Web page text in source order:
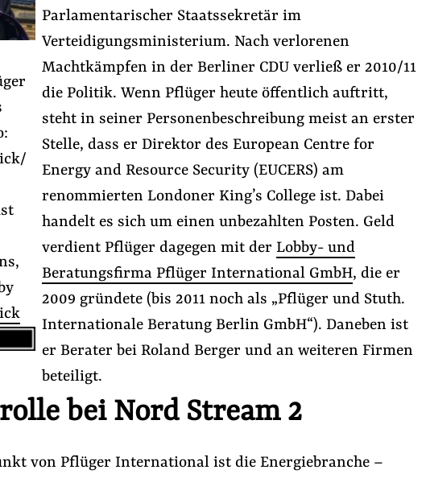
der EU #Lobbyismus und Klima #Lobbyregister
Folge Uns
FacebookMastodonBlueskyInstagram
YoutubeLinkedIn
Feed Newsletter
Parlamentarischer Staatssekretär im
Verteidigungsministerium. Nach verlorenen
Machtkämpfen in der Berliner CDU verließ er 2010/11
die Politik. Wenn Pflüger heute öffentlich auftritt,
steht in seiner Personenbeschreibung meist an erster
Stelle, dass er Direktor des European Centre for
Energy and Resource Security (EUCERS) am
renommierten Londoner King’s College ist. Dabei
handelt es sich um einen unbezahlten Posten. Geld
verdient Pflüger dagegen mit der Lobby- und
Beratungsfirma Pflüger International GmbH, die er
2009 gründete (bis 2011 noch als „Pflüger und Stuth.
Internationale Beratung Berlin GmbH“). Daneben ist
er Berater bei Roland Berger und an weiteren Firmen
beteiligt.
bei Nord Stream 2
von Pflüger International ist die Energiebranche –